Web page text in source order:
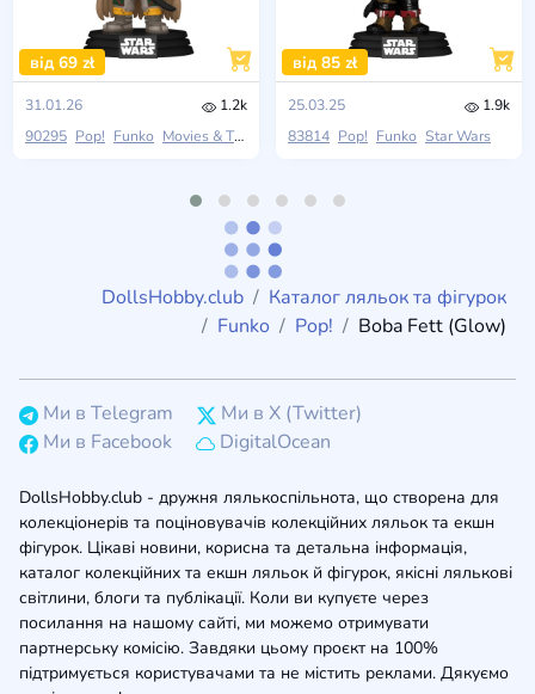
від 69 zł
31.01.26
1.2k
90295 Pop! Funko Movies & TV
від 85 zł
25.03.25
1.9k
83814 Pop! Funko Star Wars
DollsHobby.club
Каталог ляльок та фігурок
Funko
Pop! Boba Fett (Glow)
Ми в Telegram
Ми в X (Twitter)
Ми в Facebook
DigitalOcean
DollsHobby.club - дружня лялькоспільнота, що створена для
колекціонерів та поціновувачів колекційних ляльок та екшн
фігурок. Цікаві новини, корисна та детальна інформація,
каталог колекційних та екшн ляльок й фігурок, якісні лялькові
світлини, блоги та публікації. Коли ви купуєте через
посилання на нашому сайті, ми можемо отримувати
партнерську комісію. Завдяки цьому проєкт на 100%
підтримується користувачами та не містить реклами. Дякуємо